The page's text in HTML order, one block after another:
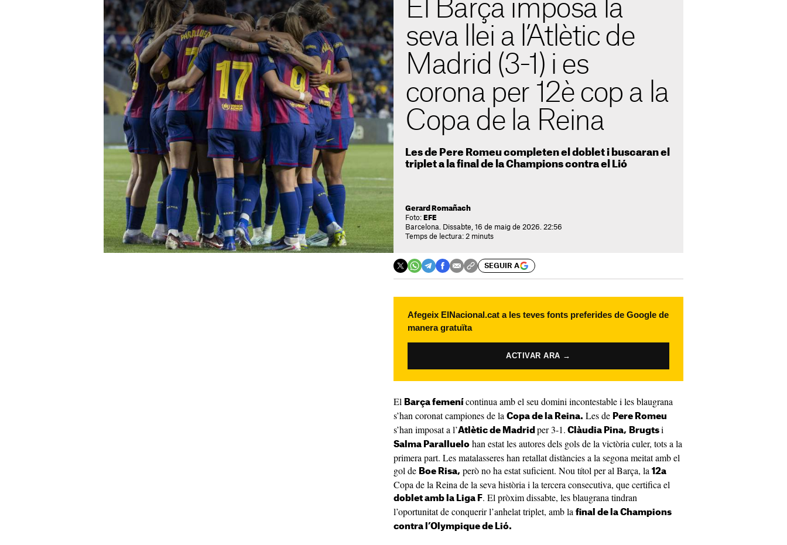
El Barça imposa la
seva llei a l’Atlètic de
Madrid (3-1) i es
corona per 12è cop a la
Copa de la Reina
Les de Pere Romeu completen el doblet i buscaran el
triplet a la final de la Champions contra el Lió
Gerard Romañach
Foto: EFE
Barcelona. Dissabte, 16 de maig de 2026. 22:56
Temps de lectura: 2 minuts
SEGUIR A
Afegeix ElNacional.cat a les teves fonts preferides de Google de
manera gratuïta
ACTIVAR ARA →
El Barça femení continua amb el seu domini incontestable i les blaugrana
s’han coronat campiones de la Copa de la Reina. Les de Pere Romeu
s’han imposat a l’Atlètic de Madrid per 3-1. Clàudia Pina, Brugts i
Salma Paralluelo han estat les autores dels gols de la victòria culer, tots a la
primera part. Les matalasseres han retallat distàncies a la segona meitat amb el
gol de Boe Risa, però no ha estat suficient. Nou títol per al Barça, la 12a
Copa de la Reina de la seva història i la tercera consecutiva, que certifica el
doblet amb la Liga F. El pròxim dissabte, les blaugrana tindran
l’oportunitat de conquerir l’anhelat triplet, amb la final de la Champions
contra l’Olympique de Lió.